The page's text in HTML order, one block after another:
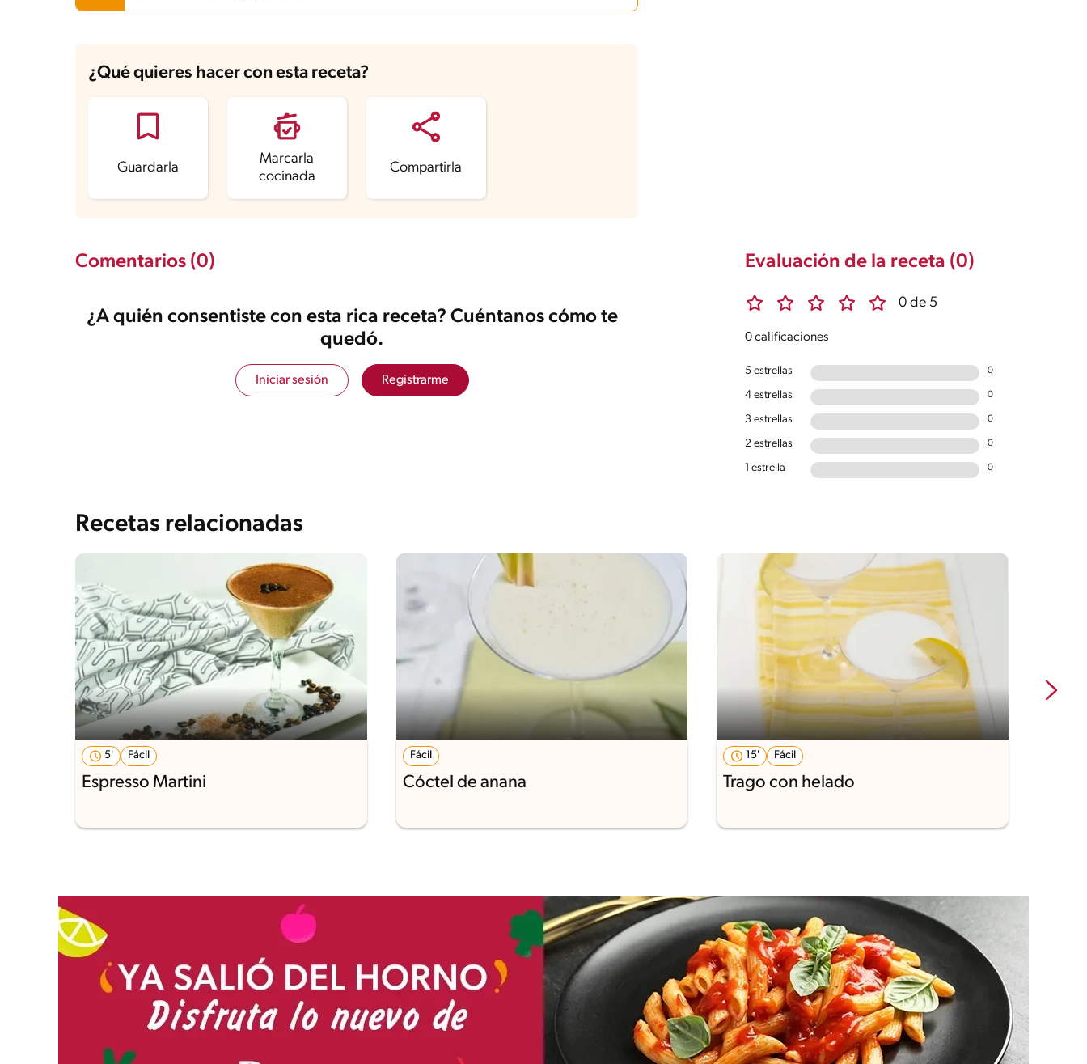
Energía
646.1 kcal
Grasas 27.2 g
Sodio
¿Qué quieres hacer con esta receta?
Guardarla
Marcarla
cocinada
Compartirla
Evaluación de la receta (0)
0 de 5
0 calificaciones
5 estrellas 0
4 estrellas 0
3 estrellas 0
2 estrellas 0
1 estrella 0
Comentarios (0)
¿A quién consentiste con esta rica receta? Cuéntanos cómo te
quedó.
Iniciar sesión Registrarme
Recetas relacionadas
5' Fácil
Espresso Martini
Fácil
Cóctel de anana
15' Fácil
Trago con helado